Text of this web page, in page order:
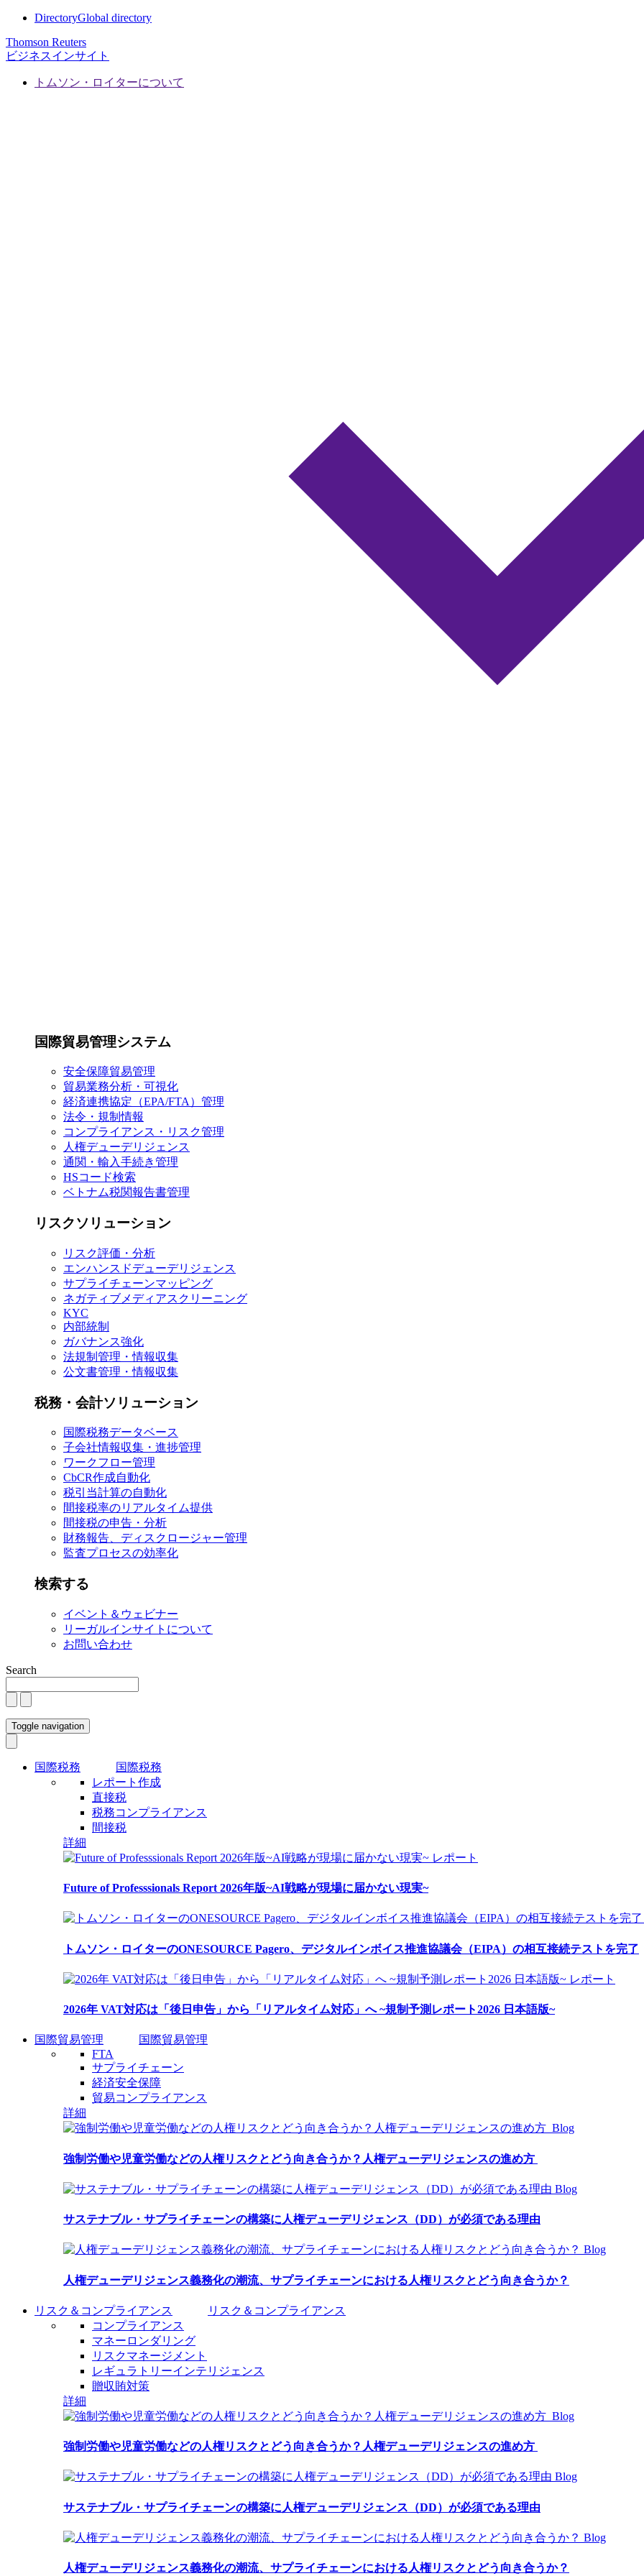
DirectoryGlobal directory
Thomson Reuters
ビジネスインサイト
トムソン・ロイターについて
国際貿易管理システム
安全保障貿易管理
貿易業務分析・可視化
経済連携協定（EPA/FTA）管理
法令・規制情報
コンプライアンス・リスク管理
人権デューデリジェンス
通関・輸入手続き管理
HSコード検索
ベトナム税関報告書管理
リスクソリューション
リスク評価・分析
エンハンスドデューデリジェンス
サプライチェーンマッピング
ネガティブメディアスクリーニング
KYC
内部統制
ガバナンス強化
法規制管理・情報収集
公文書管理・情報収集
税務・会計ソリューション
国際税務データベース
子会社情報収集・進捗管理
ワークフロー管理
CbCR作成自動化
税引当計算の自動化
間接税率のリアルタイム提供
間接税の申告・分析
財務報告、ディスクロージャー管理
監査プロセスの効率化
検索する
イベント＆ウェビナー
リーガルインサイトについて
お問い合わせ
Search
Toggle navigation
国際税務
国際税務
レポート作成
直接税
税務コンプライアンス
間接税
詳細
レポート
Future of Professsionals Report 2026年版~AI戦略が現場に届かない現実~
トムソン・ロイターのONESOURCE Pagero、デジタルインボイス推進協議会（EIPA）の相互接続テストを完了
レポート
2026年 VAT対応は「後日申告」から「リアルタイム対応」へ ~規制予測レポート2026 日本語版~
国際貿易管理
国際貿易管理
FTA
サプライチェーン
経済安全保障
貿易コンプライアンス
詳細
Blog
強制労働や児童労働などの人権リスクとどう向き合うか？人権デューデリジェンスの進め方
Blog
サステナブル・サプライチェーンの構築に人権デューデリジェンス（DD）が必須である理由
Blog
人権デューデリジェンス義務化の潮流、サプライチェーンにおける人権リスクとどう向き合うか？
リスク＆コンプライアンス
リスク＆コンプライアンス
コンプライアンス
マネーロンダリング
リスクマネージメント
レギュラトリーインテリジェンス
贈収賄対策
詳細
Blog
強制労働や児童労働などの人権リスクとどう向き合うか？人権デューデリジェンスの進め方
Blog
サステナブル・サプライチェーンの構築に人権デューデリジェンス（DD）が必須である理由
Blog
人権デューデリジェンス義務化の潮流、サプライチェーンにおける人権リスクとどう向き合うか？